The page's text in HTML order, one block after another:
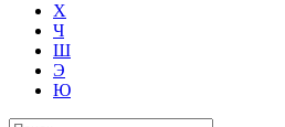
Х
Ч
Ш
Э
Ю